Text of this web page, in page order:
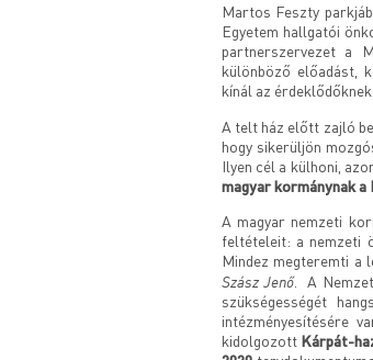
Martos Feszty
Egyetem hallgatói
partnerszervezet a
különböző előadást,
kínál az érdeklődőknek.
A telt ház előtt zajló
hogy sikerüljön
Ilyen cél a külhoni,
magyar kormánynak a
A magyar nemzeti
feltételeit: a nemzeti
Mindez megteremti a
Szász Jenő. A
szükségességét
intézményesítésére
kidolgozott Kárpát-